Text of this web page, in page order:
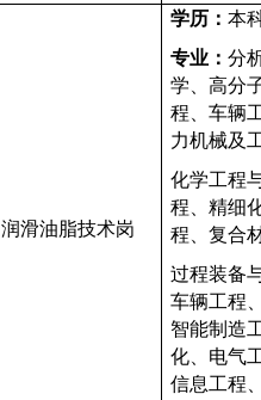
润滑油脂技术岗
学历： 本
专业： 分
学、高分
程、车辆
力机械及
化学工程
程、精细
程、复合
过程装备
车辆工程
智能制造
化、电气
信息工程